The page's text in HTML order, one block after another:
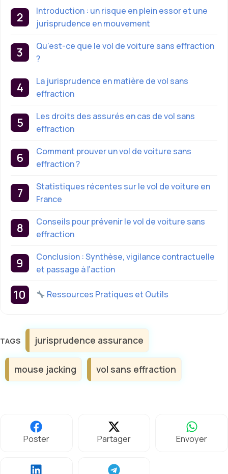
Introduction : un risque en plein essor et une
jurisprudence en mouvement
Qu’est-ce que le vol de voiture sans effraction
?
La jurisprudence en matière de vol sans
effraction
Les droits des assurés en cas de vol sans
effraction
Comment prouver un vol de voiture sans
effraction ?
Statistiques récentes sur le vol de voiture en
France
Conseils pour prévenir le vol de voiture sans
effraction
Conclusion : Synthèse, vigilance contractuelle
et passage à l’action
Ressources Pratiques et Outils
Étiquettes
jurisprudence assurance
mouse jacking vol sans effraction
Poster Partager Envoyer